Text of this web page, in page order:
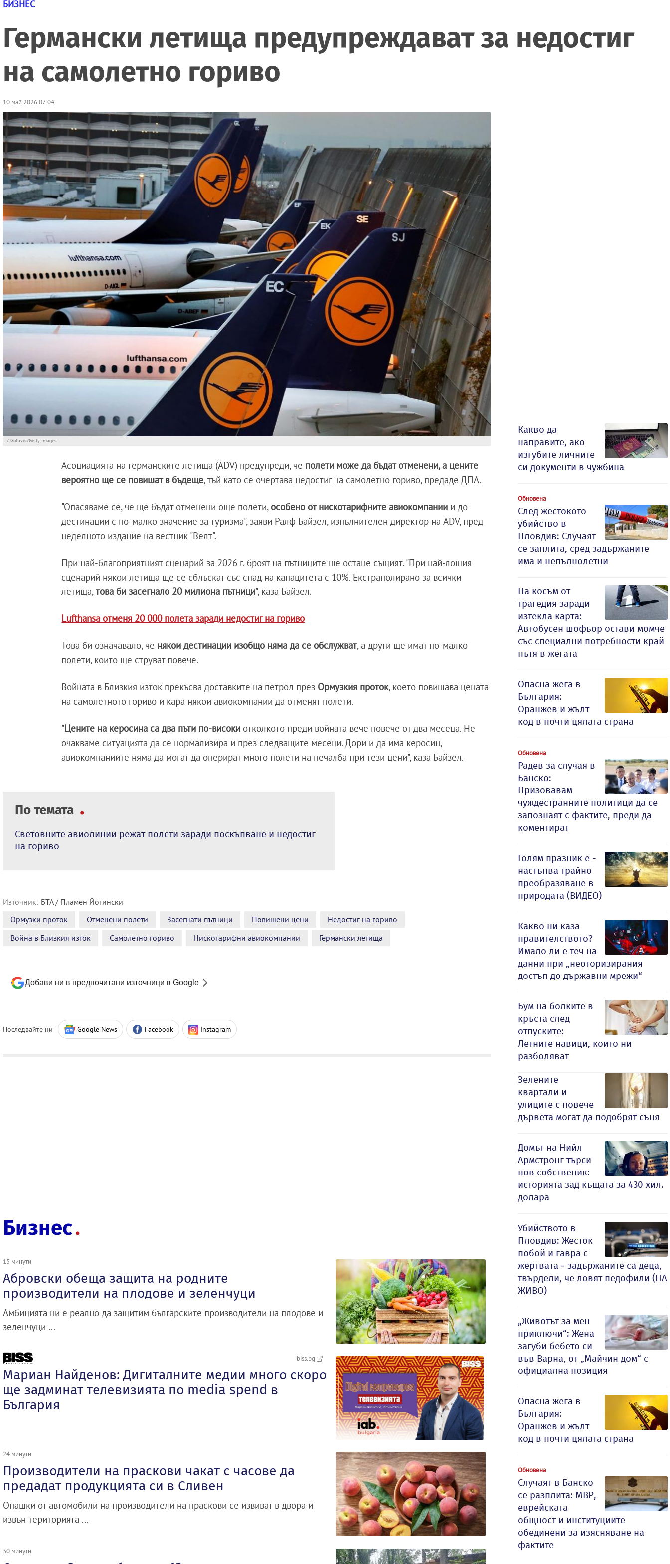
БИЗНЕС
Германски летища предупреждават за недостиг
на самолетно гориво
10 май 2026 07:04
/ Gulliver/Getty Images
Асоциацията на германските летища (ADV) предупреди, че полети може да бъдат отменени, а цените
вероятно ще се повишат в бъдеще, тъй като се очертава недостиг на самолетно гориво, предаде ДПА.
"Опасяваме се, че ще бъдат отменени още полети, особено от нискотарифните авиокомпании и до
дестинации с по-малко значение за туризма", заяви Ралф Байзел, изпълнителен директор на ADV, пред
неделното издание на вестник "Велт".
При най-благоприятният сценарий за 2026 г. броят на пътниците ще остане същият. "При най-лошия
сценарий някои летища ще се сблъскат със спад на капацитета с 10%. Екстраполирано за всички
летища,това би засегнало 20 милиона пътници", каза Байзел.
Lufthansa отменя 20 000 полета заради недостиг на гориво
Това би означавало, че някои дестинации изобщо няма да се обслужват, а други ще имат по-малко
полети, които ще струват повече.
Войната в Близкия изток прекъсва доставките на петрол през Ормузкия проток, което повишава цената
на самолетното гориво и кара някои авиокомпании да отменят полети.
"Цените на керосина са два пъти по-високи отколкото преди войната вече повече от два месеца. Не
очакваме ситуацията да се нормализира и през следващите месеци. Дори и да има керосин,
авиокомпаниите няма да могат да оперират много полети на печалба при тези цени", каза Байзел.
По темата
Световните авиолинии режат полети заради поскъпване и недостиг
на гориво
Източник: БТА / Пламен Йотински
Ормузки проток
Отменени полети Засегнати пътници Повишени цени
Недостиг на гориво
Война в Близкия изток
Самолетно гориво Нискотарифни авиокомпании Германски летища
Добави ни в предпочитани източници в Google
Последвайте ни Google News Facebook Instagram
Бизнес
15 минути
Абровски обеща защита на родните
производители на плодове и зеленчуци
Амбицията ни е реално да защитим българските производители на плодове и
зеленчуци ...
biss.bg
Мариан Найденов: Дигиталните медии много скоро
ще задминат телевизията по media spend в
България
24 минути
Производители на праскови чакат с часове да
предадат продукцията си в Сливен
Опашки от автомобили на производители на праскови се извиват в двора и
извън територията ...
30 минути
Какво да
направите, ако
изгубите личните
си документи в чужбина
Обновена
След жестокото
убийство в
Пловдив: Случаят
се заплита, сред задържаните
има и непълнолетни
На косъм от
трагедия заради
изтекла карта:
Автобусен шофьор остави момче
със специални потребности край
пътя в жегата
Опасна жега в
България:
Оранжев и жълт
код в почти цялата страна
Обновена
Радев за случая в
Банско:
Призовавам
чуждестранните политици да се
запознаят с фактите, преди да
коментират
Голям празник е -
настъпва трайно
преобразяване в
природата (ВИДЕО)
Какво ни каза
правителството?
Имало ли е теч на
данни при „неоторизирания
достъп до държавни мрежи“
Бум на болките в
кръста след
отпуските:
Летните навици, които ни
разболяват
Зелените
квартали и
улиците с повече
дървета могат да подобрят съня
Домът на Нийл
Армстронг търси
нов собственик:
историята зад къщата за 430 хил.
долара
Убийството в
Пловдив: Жесток
побой и гавра с
жертвата - задържаните са деца,
твърдели, че ловят педофили (НА
ЖИВО)
„Животът за мен
приключи“: Жена
загуби бебето си
във Варна, от „Майчин дом“ с
официална позиция
Опасна жега в
България:
Оранжев и жълт
код в почти цялата страна
Обновена
Случаят в Банско
се разплита: МВР,
еврейската
общност и институциите
обединени за изясняване на
фактите